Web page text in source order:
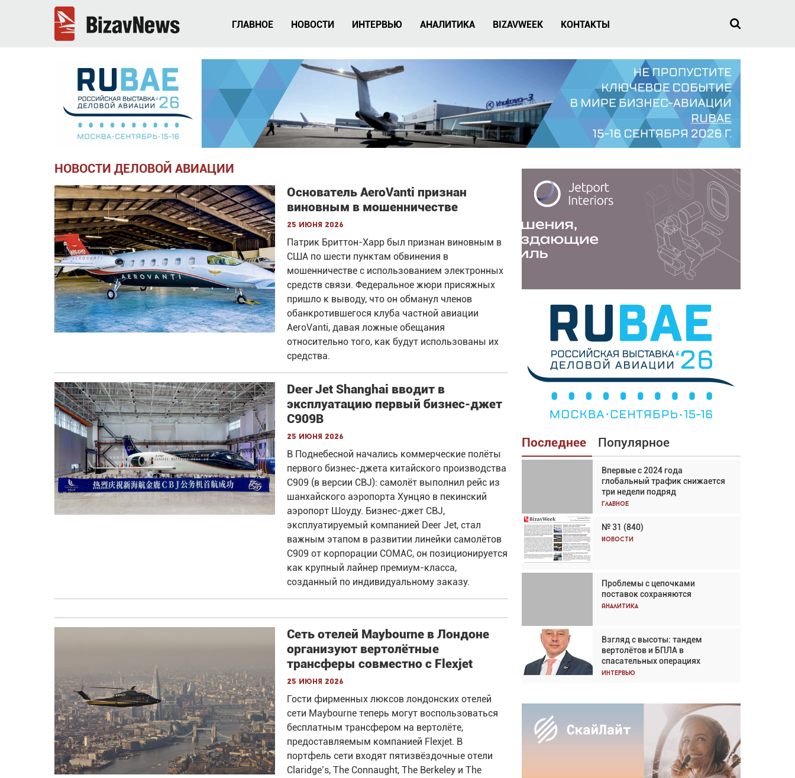
ГЛАВНОЕ НОВОСТИ ИНТЕРВЬЮ АНАЛИТИКА BIZAVWEEK КОНТАКТЫ
НОВОСТИ ДЕЛОВОЙ АВИАЦИИ
Основатель AeroVanti признан
виновным в мошенничестве
25 июня 2026
Патрик Бриттон-Харр был признан виновным в
США по шести пунктам обвинения в
мошенничестве с использованием электронных
средств связи. Федеральное жюри присяжных
пришло к выводу, что он обманул членов
обанкротившегося клуба частной авиации
AeroVanti, давая ложные обещания
относительно того, как будут использованы их
средства.
Deer Jet Shanghai вводит в
эксплуатацию первый бизнес-джет
C909B
25 июня 2026
В Поднебесной начались коммерческие полёты
первого бизнес-джета китайского производства
C909 (в версии CBJ): самолёт выполнил рейс из
шанхайского аэропорта Хунцяо в пекинский
аэропорт Шоуду. Бизнес-джет CBJ,
эксплуатируемый компанией Deer Jet, стал
важным этапом в развитии линейки самолётов
C909 от корпорации COMAC, он позиционируется
как крупный лайнер премиум-класса,
созданный по индивидуальному заказу.
Сеть отелей Maybourne в Лондоне
организуют вертолётные
трансферы совместно с Flexjet
25 июня 2026
Гости фирменных люксов лондонских отелей
сети Maybourne теперь могут воспользоваться
бесплатным трансфером на вертолёте,
предоставляемым компанией Flexjet. В
портфель сети входят пятизвёздочные отели
Claridge’s, The Connaught, The Berkeley и The
Последнее Популярное
Впервые с 2024 года
глобальный трафик снижается
три недели подряд
Главное
№ 31 (840)
Новости
Проблемы с цепочками
поставок сохраняются
Аналитика
Взгляд с высоты: тандем
вертолётов и БПЛА в
спасательных операциях
Интервью
Взгляд с высоты: тандем
вертолётов и БПЛА в
спасательных операциях
Главное
Авиационный фотограф Дэйв
Кох: «Фотография говорит сама
Впервые с 2024 года
глобальный трафик снижается
три недели подряд
Частный самолёт – это актив.
Подходите к покупке
соответствующим образом
Интервью